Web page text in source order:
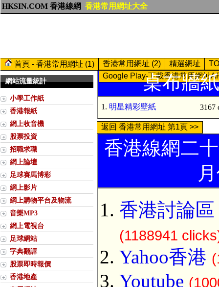
HKSIN.COM 香港線網 香港常用網址大全
首頁 - 香港常用網址 (1) 香港常用網址 (2) 精選網址
Google Play-下載香港常用網址
網站流量統計
小學工作紙
香港報紙
網上收音機
股票投資
招職求職
網上論壇
足球賽馬博彩
網上影片
網上購物平台及物流
音樂MP3
網上電視台
足球網站
字典翻譯
股票即時報價
香港地產
桌布牆
1. 明星精彩壁紙 3167
返回 香港常用網址 第1頁 >>
香港線網二
香港討論區
(1188941
Yahoo香港
Youtube